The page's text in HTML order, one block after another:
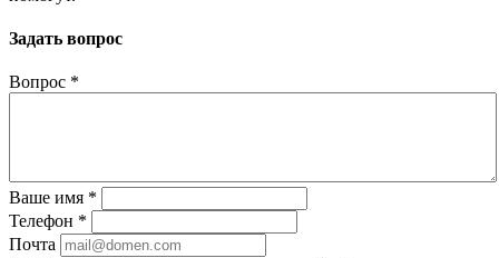
Задать вопрос
Вопрос *
Ваше имя *
Телефон *
Почта